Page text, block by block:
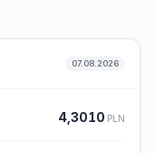
07.08.2026
4,3010 PLN